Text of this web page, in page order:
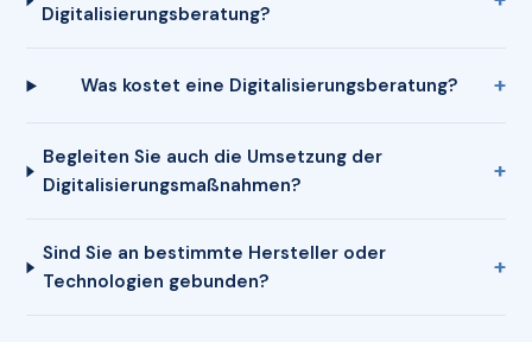
Digitalisierungsberatung?
Was kostet eine Digitalisierungsberatung?
Begleiten Sie auch die Umsetzung der
Digitalisierungsmaßnahmen?
Sind Sie an bestimmte Hersteller oder
Technologien gebunden?